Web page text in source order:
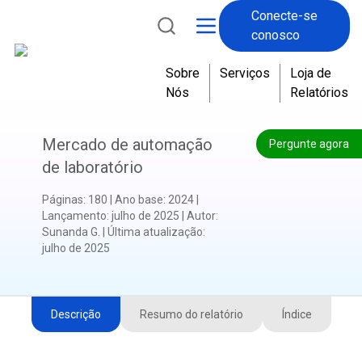
Conecte-se
conosco
Sobre
Nós
Serviços
Loja de
Relatórios
Pergunte agora
Mercado de automação
de laboratório
Páginas: 180 Ano base: 2024
Lançamento: julho de 2025 Autor:
Sunanda G.
Última atualização:
julho de 2025
Descrição Resumo do relatório Índice